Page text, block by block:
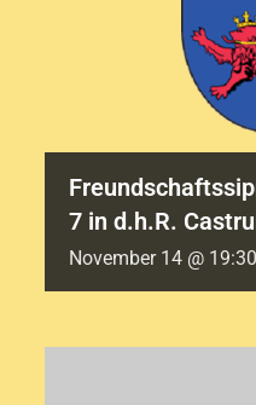
7 in d.h.R.
November 14 @ 19:30